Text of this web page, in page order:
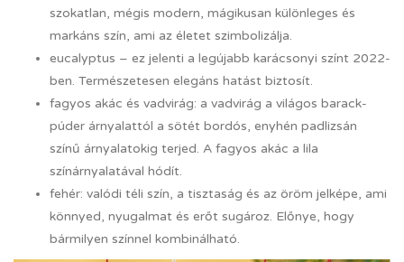
szokatlan, mégis modern, mágikusan különleges és
markáns szín, ami az életet szimbolizálja.
eucalyptus – ez jelenti a legújabb karácsonyi színt 2022-
ben. Természetesen elegáns hatást biztosít.
fagyos akác és vadvirág: a vadvirág a világos barack-
púder árnyalattól a sötét bordós, enyhén padlizsán
színű árnyalatokig terjed. A fagyos akác a lila
színárnyalatával hódít.
fehér: valódi téli szín, a tisztaság és az öröm jelképe, ami
könnyed, nyugalmat és erőt sugároz. Előnye, hogy
bármilyen színnel kombinálható.